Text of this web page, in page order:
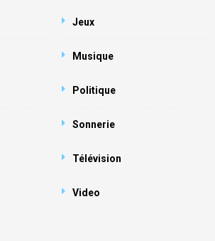
Jeux
Musique
Politique
Sonnerie
Télévision
Video